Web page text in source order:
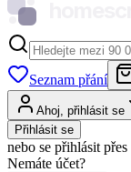
Seznam přání
Ahoj, přihlásit se
Přihlásit se
nebo se přihlásit přes
Nemáte účet?